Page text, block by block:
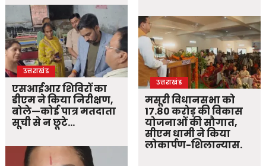
उत्तराखंड
एसआईआर शिविरों का
डीएम ने किया निरीक्षण,
बोले—कोई पात्र मतदाता
सूची से न छूटे…
उत्तराखंड
मसूरी विधानसभा को
17.80 करोड़ की विकास
योजनाओं की सौगात,
सीएम धामी ने किया
लोकार्पण-शिलान्यास.